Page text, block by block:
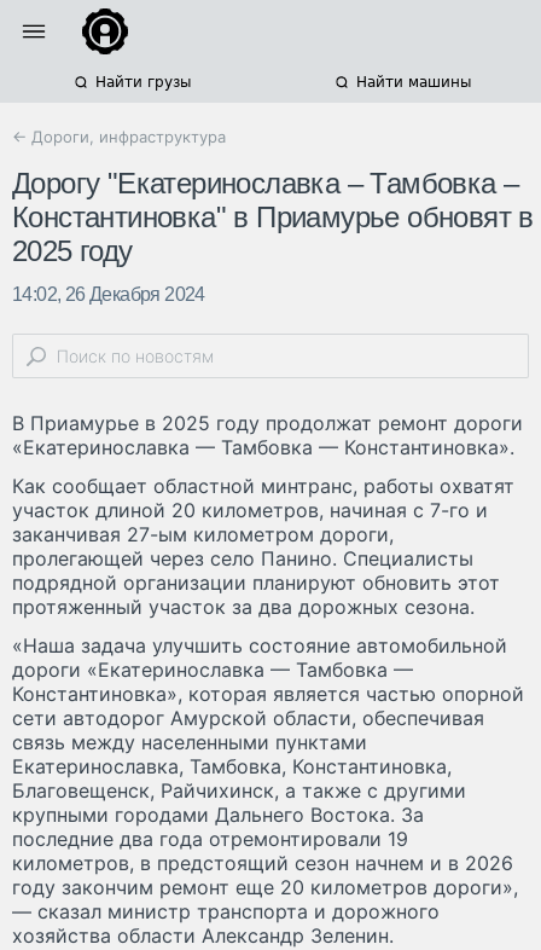
Найти грузы Найти машины
← Дороги, инфраструктура
Дорогу "Екатеринославка – Тамбовка –
Константиновка" в Приамурье обновят в
2025 году
14:02, 26 Декабря 2024
В Приамурье в 2025 году продолжат ремонт дороги
«Екатеринославка — Тамбовка — Константиновка».
Как сообщает областной минтранс, работы охватят
участок длиной 20 километров, начиная с 7-го и
заканчивая 27-ым километром дороги,
пролегающей через село Панино. Специалисты
подрядной организации планируют обновить этот
протяженный участок за два дорожных сезона.
«Наша задача улучшить состояние автомобильной
дороги «Екатеринославка — Тамбовка —
Константиновка», которая является частью опорной
сети автодорог Амурской области, обеспечивая
связь между населенными пунктами
Екатеринославка, Тамбовка, Константиновка,
Благовещенск, Райчихинск, а также с другими
крупными городами Дальнего Востока. За
последние два года отремонтировали 19
километров, в предстоящий сезон начнем и в 2026
году закончим ремонт еще 20 километров дороги»,
— сказал министр транспорта и дорожного
хозяйства области Александр Зеленин.